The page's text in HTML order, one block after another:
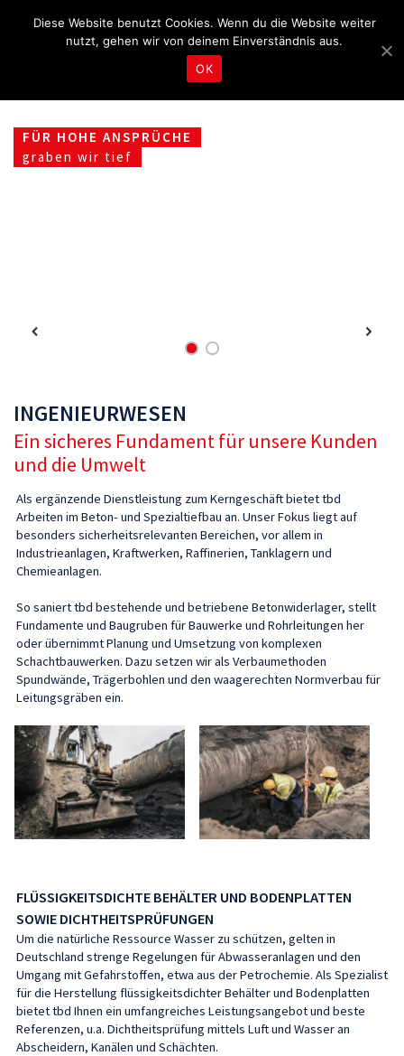
FÜR HOHE ANSPRÜCHE
graben wir tief
INGENIEURWESEN
Ein sicheres Fundament für unsere Kunden
und die Umwelt
Als ergänzende Dienstleistung zum Kerngeschäft bietet tbd
Arbeiten im Beton- und Spezialtiefbau an. Unser Fokus liegt auf
besonders sicherheitsrelevanten Bereichen, vor allem in
Industrieanlagen, Kraftwerken, Raffinerien, Tanklagern und
Chemieanlagen.
So saniert tbd bestehende und betriebene Betonwiderlager, stellt
Fundamente und Baugruben für Bauwerke und Rohrleitungen her
oder übernimmt Planung und Umsetzung von komplexen
Schachtbauwerken. Dazu setzen wir als Verbaumethoden
Spundwände, Trägerbohlen und den waagerechten Normverbau für
Leitungsgräben ein.
FLÜSSIGKEITSDICHTE BEHÄLTER UND BODENPLATTEN
SOWIE DICHTHEITSPRÜFUNGEN
Um die natürliche Ressource Wasser zu schützen, gelten in
Deutschland strenge Regelungen für Abwasseranlagen und den
Umgang mit Gefahrstoffen, etwa aus der Petrochemie. Als Spezialist
für die Herstellung flüssigkeitsdichter Behälter und Bodenplatten
bietet tbd Ihnen ein umfangreiches Leistungsangebot und beste
Referenzen, u.a. Dichtheitsprüfung mittels Luft und Wasser an
Abscheidern, Kanälen und Schächten.
Diese Website benutzt Cookies. Wenn du die Website weiter
nutzt, gehen wir von deinem Einverständnis aus.
OK